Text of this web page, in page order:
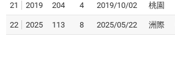
21 2019 204 4 2019/10/02 桃園
22 2025 113 8 2025/05/22 洲際